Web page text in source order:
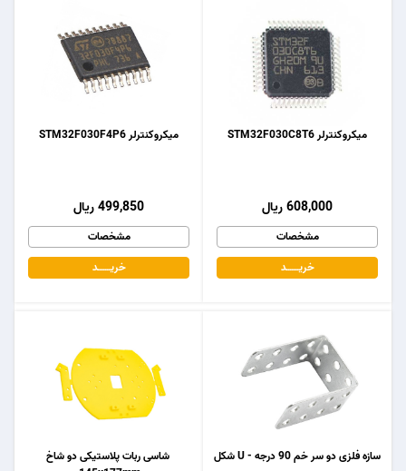
میکروکنترلر STM32F030F4P6
499,850 ریال
مشخصات
خریـــــــد
میکروکنترلر STM32F030C8T6
608,000 ریال
مشخصات
خریـــــــد
شاسی ربات پلاستیکی دو شاخ
سازه فلزی دو سر خم 90 درجه - U شکل